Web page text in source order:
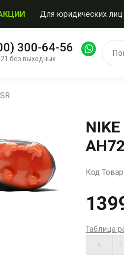
Для юридических лиц
300-64-56
без выходных
Код
Таблица
6